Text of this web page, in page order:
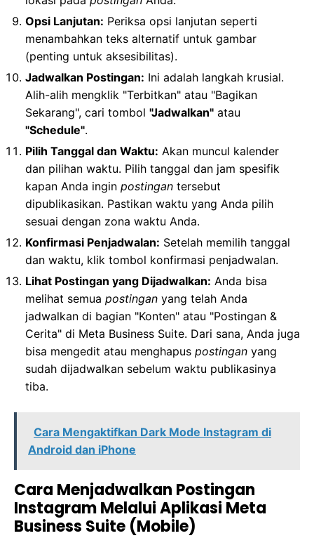
Opsi Lanjutan: Periksa opsi lanjutan seperti
menambahkan teks alternatif untuk gambar
(penting untuk aksesibilitas).
Jadwalkan Postingan: Ini adalah langkah krusial.
Alih-alih mengklik "Terbitkan" atau "Bagikan
Sekarang", cari tombol "Jadwalkan" atau
"Schedule".
Pilih Tanggal dan Waktu: Akan muncul kalender
dan pilihan waktu. Pilih tanggal dan jam spesifik
kapan Anda ingin postingan tersebut
dipublikasikan. Pastikan waktu yang Anda pilih
sesuai dengan zona waktu Anda.
Konfirmasi Penjadwalan: Setelah memilih tanggal
dan waktu, klik tombol konfirmasi penjadwalan.
Lihat Postingan yang Dijadwalkan: Anda bisa
melihat semua postingan yang telah Anda
jadwalkan di bagian "Konten" atau "Postingan &
Cerita" di Meta Business Suite. Dari sana, Anda juga
bisa mengedit atau menghapus postingan yang
sudah dijadwalkan sebelum waktu publikasinya
tiba.
Cara Mengaktifkan Dark Mode Instagram di
Android dan iPhone
Cara Menjadwalkan Postingan
Instagram Melalui Aplikasi Meta
Business Suite (Mobile)